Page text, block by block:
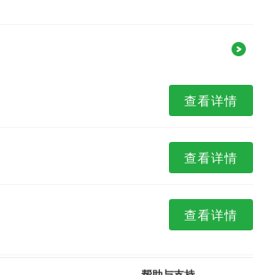
查看详情
查看详情
查看详情